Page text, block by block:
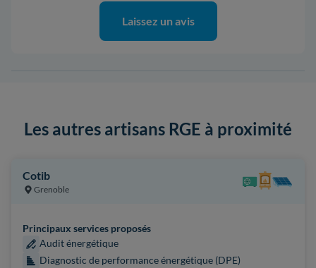
Laissez un avis
Les autres artisans RGE à proximité
Cotib
Grenoble
Principaux services proposés
Audit énergétique
Diagnostic de performance énergétique (DPE)